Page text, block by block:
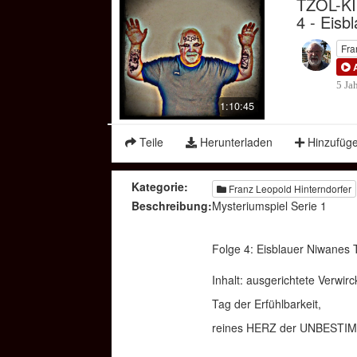
1:10:45
4 -
5
Teile Herunterladen
Kategorie: Franz Leopold Hinterndorfer
Beschreibung:Mysteriumspiel Serie 1
Folge 4: Eisblauer Niwanes
Inhalt: ausgerichtete
Tag der Erfühlbarkeit,
reines HERZ der